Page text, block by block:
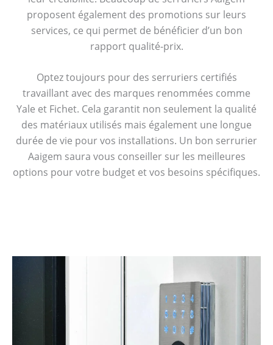
proposent également des promotions sur leurs
services, ce qui permet de bénéficier d’un bon
rapport qualité-prix.
Optez toujours pour des serruriers certifiés
travaillant avec des marques renommées comme
Yale et Fichet. Cela garantit non seulement la qualité
des matériaux utilisés mais également une longue
durée de vie pour vos installations. Un bon serrurier
Aaigem saura vous conseiller sur les meilleures
options pour votre budget et vos besoins spécifiques.